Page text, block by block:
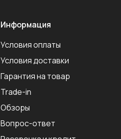
Информация
Условия оплаты
Условия доставки
Гарантия на товар
Trade-in
Обзоры
Вопрос-ответ